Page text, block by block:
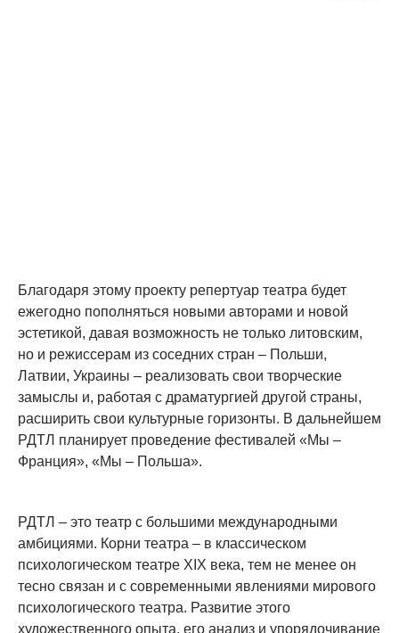
Благодаря этому проекту репертуар театра будет
ежегодно пополняться новыми авторами и новой
эстетикой, давая возможность не только литовским,
но и режиссерам из соседних стран – Польши,
Латвии, Украины – реализовать свои творческие
замыслы и, работая с драматургией другой страны,
расширить свои культурные горизонты. В дальнейшем
РДТЛ планирует проведение фестивалей «Мы –
Франция», «Мы – Польша».
РДТЛ – это театр с большими международными
амбициями. Корни театра – в классическом
психологическом театре XIX века, тем не менее он
тесно связан и с современными явлениями мирового
психологического театра. Развитие этого
художественного опыта, его анализ и упорядочивание